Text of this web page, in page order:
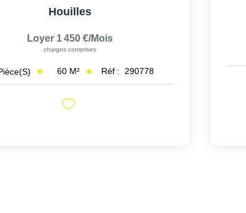
Houilles
Loyer 1 450 €/mois
charges comprises
60 M² Réf : 290778